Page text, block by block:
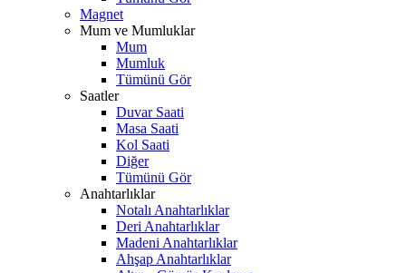
Magnet
Mum ve Mumluklar
Mum
Mumluk
Tümünü Gör
Saatler
Duvar Saati
Masa Saati
Kol Saati
Diğer
Tümünü Gör
Anahtarlıklar
Notalı Anahtarlıklar
Deri Anahtarlıklar
Madeni Anahtarlıklar
Ahşap Anahtarlıklar